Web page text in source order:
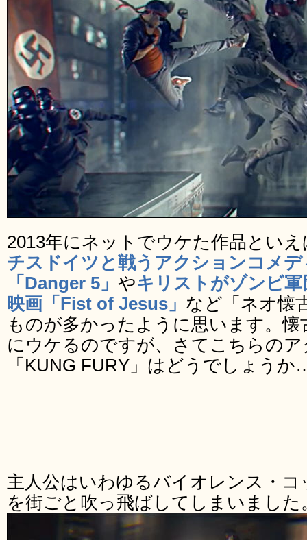
2013年にネットでウケた作品といえ
チスドイツと戦うアクションコメ
「Danger 5」 やキリストがゾンビ
映画「Fist of Jesus」 など「ネオ懐
ものが多かったように思います。
にウケるのですが、さてこちらの
「KUNG FURY」はどうでしょう
主人公はいわゆるバイオレンス・
を街ごと吹っ飛ばしてしまいました